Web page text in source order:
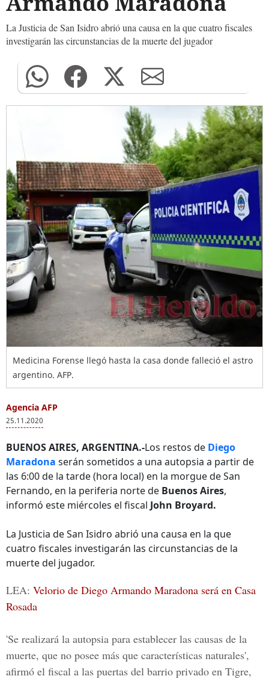
La Justicia de San Isidro abrió una causa en la que cuatro fiscales
investigarán las circunstancias de la muerte del jugador
Medicina Forense llegó hasta la casa donde falleció el astro
argentino. AFP.
Agencia AFP
25.11.2020
BUENOS AIRES, ARGENTINA.-Los restos de Diego
Maradona serán sometidos a una autopsia a partir de
las 6:00 de la tarde (hora local) en la morgue de San
Fernando, en la periferia norte de Buenos Aires,
informó este miércoles el fiscal John Broyard.
La Justicia de San Isidro abrió una causa en la que
cuatro fiscales investigarán las circunstancias de la
muerte del jugador.
LEA: Velorio de Diego Armando Maradona será en Casa
Rosada
'Se realizará la autopsia para establecer las causas de la
muerte, que no posee más que características naturales',
afirmó el fiscal a las puertas del barrio privado en Tigre,